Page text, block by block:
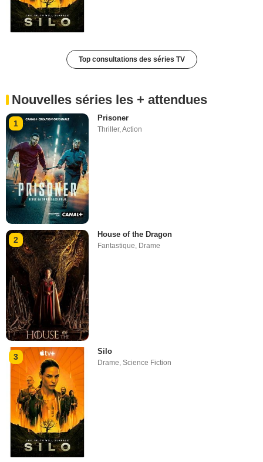
Top consultations des séries TV
Nouvelles séries les + attendues
1
Prisoner
Thriller,Action
2
House of the Dragon
Fantastique, Drame
3
Silo
Drame ,Science Fiction